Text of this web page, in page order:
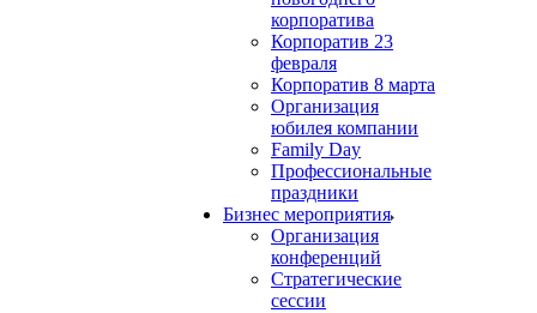
корпоратива
Корпоратив 23
февраля
Корпоратив 8 марта
Организация
юбилея компании
Family Day
Профессиональные
праздники
Бизнес мероприятия
Организация
конференций
Стратегические
сессии